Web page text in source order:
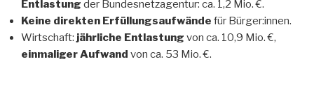
Entlastung der Bundesnetzagentur: ca. 1,2 Mio. €.
Keine direkten Erfüllungsaufwände für Bürger:innen.
Wirtschaft: jährliche Entlastung von ca. 10,9 Mio. €,
einmaliger Aufwand von ca. 53 Mio. €.